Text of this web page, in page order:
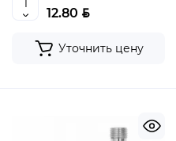
12.80 BYN
Уточнить цену